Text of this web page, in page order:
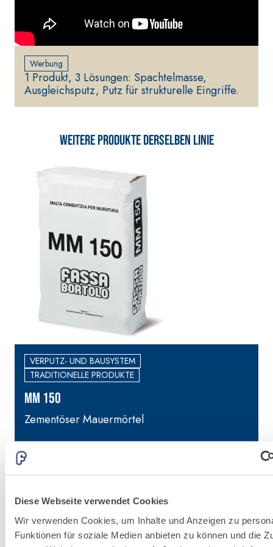
Diese Webseite verwendet Cookies
Wir verwenden Cookies, um Inhalte und Anzeigen zu
Funktionen für soziale Medien anbieten zu können und die
Werbung
1 Produkt, 3 Lösungen: Spachtelmasse,
Ausgleichsputz, Putz für strukturelle Eingriffe.
Weitere Produkte derselben Linie
VERPUTZ- UND BAUSYSTEM
TRADITIONELLE PRODUKTE
MM 150
Zementöser Mauermörtel